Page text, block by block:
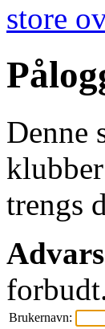
store
Denne
trengs
Brukernavn: